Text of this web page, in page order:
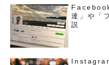
達」や「
説